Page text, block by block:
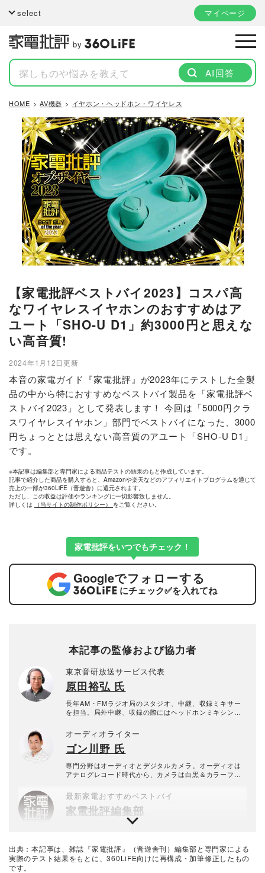
select マイページ
by
AI回答
HOME AV機器 イヤホン・ヘッドホン・ワイヤレス
【家電批評ベストバイ2023】コスパ高
なワイヤレスイヤホンのおすすめはア
ユート「SHO-U D1」約3000円と思えな
い高音質!
2024年1月12日更新
本音の家電ガイド『家電批評』が2023年にテストした全製
品の中から特におすすめなベストバイ製品を「家電批評ベ
ストバイ2023」として発表します！ 今回は「5000円クラ
スワイヤレスイヤホン」部門でベストバイになった、3000
円ちょっととは思えない高音質のアユート「SHO-U D1」
です。
※本記事は編集部と専門家による商品テストの結果のもと作成しています。
記事で紹介した商品を購入すると、Amazonや楽天などのアフィリエイトプログラムを通じて
売上の一部が360LiFE（晋遊舎）に還元されます。
ただし、この収益は評価やランキングに一切影響致しません。
詳しくは
（当サイトの制作ポリシー） をご覧ください。
家電批評をいつでもチェック！
Googleでフォローする
にチェック✅を入れてね
本記事の監修および協力者
東京音研放送サービス代表
原田裕弘 氏
長年AM・FMラジオ局のスタジオ、中継、収録ミキサー
を担当。局外中継、収録の際にはヘッドホンミキシング
りを持ち、愛用機はモディファイして使用中。
オーディオライター
ゴン川野 氏
専門分野はオーディオとデジタルカメラ。オーディオは
アナログレコード時代から、カメラは白黒＆カラーフィ
まで守備範囲は広く、平面型のスピーカーとヘッドホン
を愛用する。現在は「＠DIME」「ASCII.jp」などでも執
筆中。
最新家電おすすめベストバイ
家電批評編集部
『家電批評』は2009年11月創刊の月刊誌で、毎月3日に
ディア。あらゆる家電製品にまつわる「ユーザーが気に
なっていること」を深く掘り下げ、専門家や自社検証機
関と協力して徹底的にテスト・評価する。高額なテレビ
出典：本記事は、雑誌『家電批評』（晋遊舎刊）編集部と専門家による
実際のテスト結果をもとに、360LiFE向けに再構成・加筆修正したもの
です。